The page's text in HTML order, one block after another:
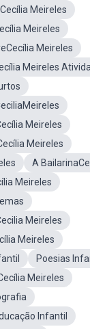
Meireles
Meireles
Meireles
Meireles
Meireles
Meireles
A
Meireles
Meireles
Meireles
Poesias
Meireles
Infantil